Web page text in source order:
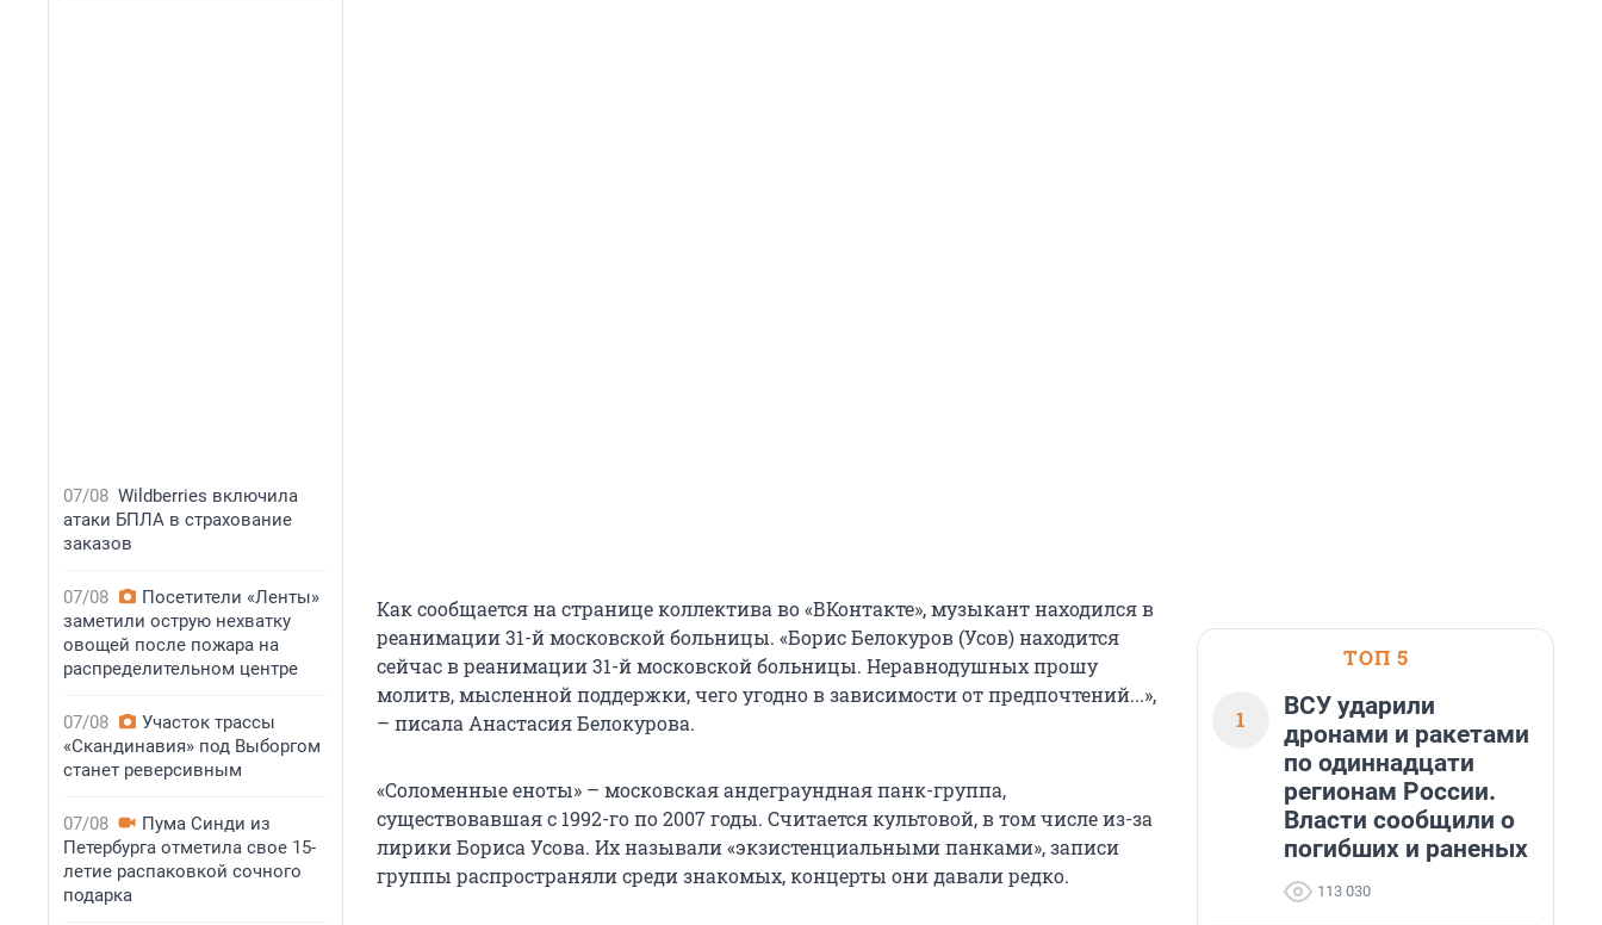
07/08 Wildberries включила
атаки БПЛА в страхование
заказов
07/08
Посетители «Ленты»
заметили острую нехватку
овощей после пожара на
распределительном центре
07/08
Участок трассы
«Скандинавия» под Выборгом
станет реверсивным
07/08
Пума Синди из
Петербурга отметила свое 15-
летие распаковкой сочного
подарка
Как сообщается на странице коллектива во «ВКонтакте», музыкант находился в
реанимации 31-й московской больницы. «Борис Белокуров (Усов) находится
сейчас в реанимации 31-й московской больницы. Неравнодушных прошу
молитв, мысленной поддержки, чего угодно в зависимости от предпочтений...»,
– писала Анастасия Белокурова.
«Соломенные еноты» – московская андеграундная панк-группа,
существовавшая с 1992-го по 2007 годы. Считается культовой, в том числе из-за
лирики Бориса Усова. Их называли «экзистенциальными панками», записи
группы распространяли среди знакомых, концерты они давали редко.
ТОП 5
1
ВСУ ударили
дронами и ракетами
по одиннадцати
регионам России.
Власти сообщили о
погибших и раненых
113 030